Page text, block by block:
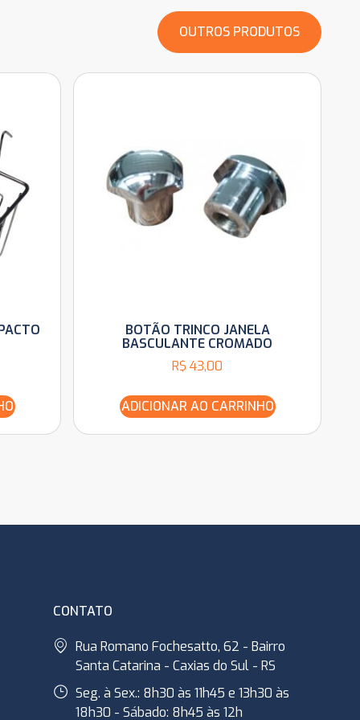
OUTROS PRODUTOS
BOTÃO TRINCO JANELA
BASCULANTE CROMADO
R$ 43,00
ADICIONAR AO CARRINHO
CONTATO
Rua Romano Fochesatto, 62 - Bairro
Santa Catarina - Caxias do Sul - RS
Seg. à Sex.: 8h30 às 11h45 e 13h30 às
18h30 - Sábado: 8h45 às 12h